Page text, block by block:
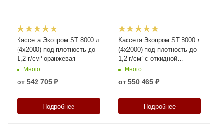
Кассета Экопром ST 8000 л
(4х2000) под плотность до
1,2 г/см³ оранжевая
Много
от 542 705 ₽
Подробнее
Кассета Экопром ST 8000 л
(4х2000) под плотность до
1,2 г/см³ с откидной
крышкой оранжевая
Много
от 550 465 ₽
Подробнее